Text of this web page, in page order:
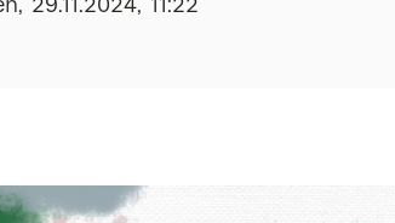
29.11.2024, 11:22